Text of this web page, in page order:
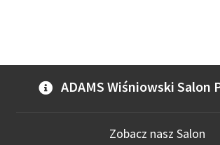
ADAMS Wiśniowski Salon
Zobacz nasz Salon